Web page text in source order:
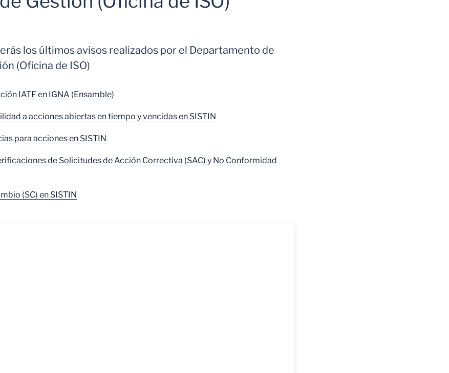
los últimos avisos realizados por el Departamento de
(Oficina de ISO)
IATF en IGNA (Ensamble)
a acciones abiertas en tiempo y vencidas en SISTIN
para acciones en SISTIN
de Solicitudes de Acción Correctiva (SAC) y No Conformidad
(SC) en SISTIN